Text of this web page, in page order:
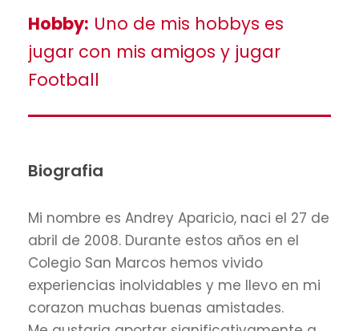
Hobby: Uno de mis hobbys es
jugar con mis amigos y jugar
Football
Biografia
Mi nombre es Andrey Aparicio, naci el 27 de
abril de 2008. Durante estos años en el
Colegio San Marcos hemos vivido
experiencias inolvidables y me llevo en mi
corazon muchas buenas amistades.